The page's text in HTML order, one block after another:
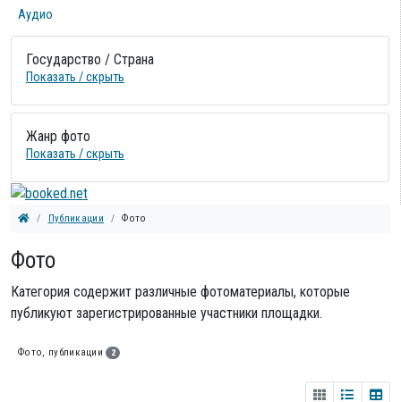
Аудио
Государство / Страна
Показать / скрыть
Жанр фото
Показать / скрыть
Публикации Фото
Фото
Категория содержит различные фотоматериалы, которые
публикуют зарегистрированные участники площадки.
Фото, публикации 2